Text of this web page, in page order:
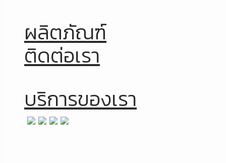
ผลิตภัณฑ์
ติดต่อเรา
บริการของเรา